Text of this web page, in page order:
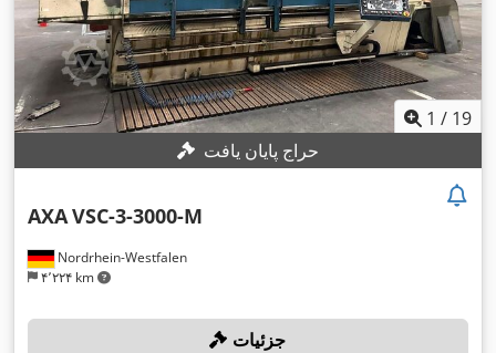
1 / 19
حراج پایان یافت
Nordrhein-Westfalen
۴٬۲۲۴ km
AXAVSC-3-3000-M
جزئیات